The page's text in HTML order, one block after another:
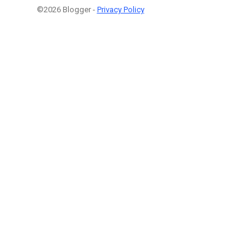
©2026 Blogger - Privacy Policy